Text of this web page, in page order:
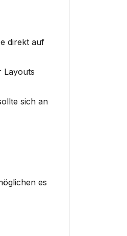
direkt auf
Layouts
sich an
es